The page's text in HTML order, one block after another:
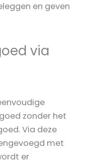
en geven
via
zonder het
Via deze
met
er